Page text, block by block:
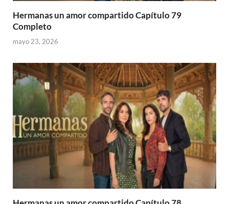
Hermanas un amor compartido Capítulo 79
Completo
mayo 23, 2026